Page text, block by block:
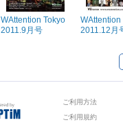
WAttention Tokyo
2011.9月号
WAttention
2011.12月
ご利用方法
ご利用規約